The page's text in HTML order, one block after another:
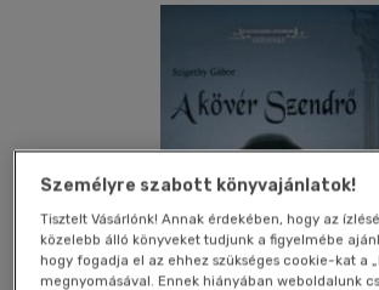
Személyre szabott könyvajánlatok!
Tisztelt Vásárlónk! Annak érdekében, hogy az
közelebb álló könyveket tudjunk a figyelmébe
hogy fogadja el az ehhez szükséges cookie-kat a
megnyomásával. Ennek hiányában weboldalunk